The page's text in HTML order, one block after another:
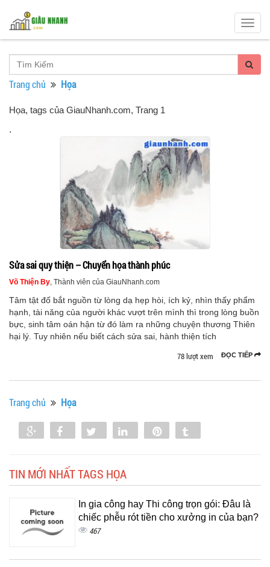
Trang chủ Họa
Họa, tags của GiauNhanh.com, Trang 1
.
Sửa sai quy thiện – Chuyển họa thành phúc
Võ Thiện By, Thành viên của GiauNhanh.com
Tâm tật đố bắt nguồn từ lòng dạ hẹp hòi, ích kỷ, nhìn thấy phẩm
hạnh, tài năng của người khác vượt trên mình thì trong lòng buồn
bực, sinh tâm oán hận từ đó làm ra những chuyện thương Thiên
hại lý. Tuy nhiên nếu biết cách sửa sai, hành thiện tích
ĐỌC TIẾP
78 lượt xem
Trang chủ Họa
Share Share Tweet Share
TIN MỚI NHẤT TAGS HỌA
In gia công hay Thi công trọn gói: Đâu là
chiếc phễu rót tiền cho xưởng in của bạn?
467